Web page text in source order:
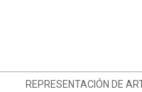
REPRESENTACIÓN DE